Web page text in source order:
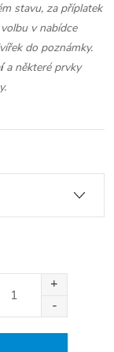
stavu, za příplatek
v nabídce
do poznámky.
a některé prvky